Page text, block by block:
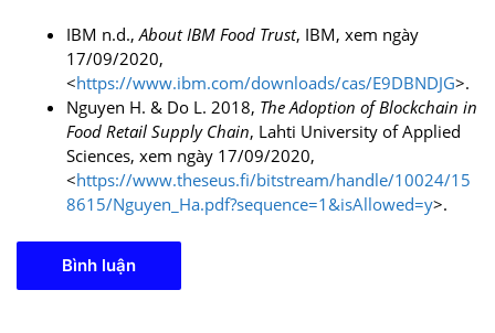
IBM n.d.,About IBM Food Trust, IBM, xem ngày
17/09/2020,
<https://www.ibm.com/downloads/cas/E9DBNDJG>.
Nguyen H. & Do L. 2018, The Adoption of Blockchain in
Food Retail Supply Chain, Lahti University of Applied
Sciences, xem ngày 17/09/2020,
<https://www.theseus.fi/bitstream/handle/10024/15
8615/Nguyen_Ha.pdf?sequence=1&isAllowed=y>.
Bình luận